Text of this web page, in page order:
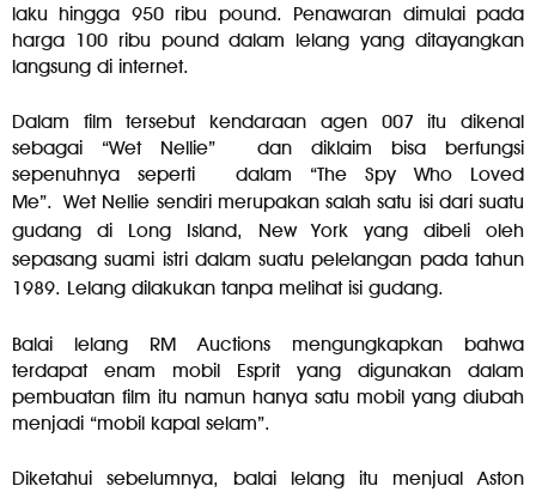
laku hingga 950 ribu pound. Penawaran dimulai pada
harga 100 ribu pound dalam lelang yang ditayangkan
langsung di internet.
Dalam film tersebut kendaraan agen 007 itu dikenal
sebagai “Wet Nellie” dan diklaim bisa berfungsi
sepenuhnya seperti dalam “The Spy Who Loved
Me”.Wet Nellie sendiri merupakan salah satu isi dari suatu
gudang di Long Island, New York yang dibeli oleh
sepasang suami istri dalam suatu pelelangan pada tahun
1989. Lelang dilakukan tanpa melihat isi gudang.
Balai lelang RM Auctions mengungkapkan bahwa
terdapat enam mobil Esprit yang digunakan dalam
pembuatan film itu namun hanya satu mobil yang diubah
menjadi “mobil kapal selam”.
Diketahui sebelumnya, balai lelang itu menjual Aston